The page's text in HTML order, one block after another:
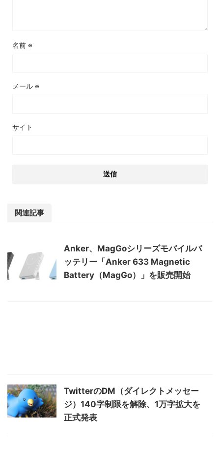
名前 ※
メール ※
サイト
関連記事
Anker、MagGoシリーズモバイルバ
ッテリー「Anker 633 Magnetic
Battery（MagGo）」を販売開始
TwitterのDM（ダイレクトメッセー
ジ）140字制限を解除、1万字拡大を
正式発表